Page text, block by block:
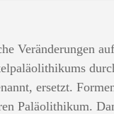
Veränderungen
ersetzt.
Paläolithikum.